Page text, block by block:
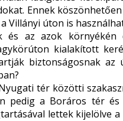
Ennek
Villányi úton is
az azok környékén
kialakított
biztonságosnak az
tér közötti
pedig a Boráros tér
lettek kijelölve